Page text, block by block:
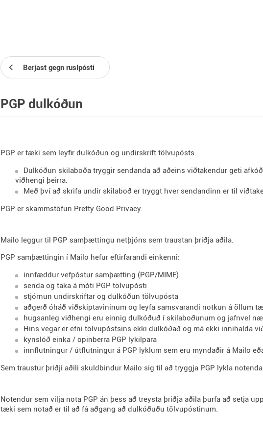
Berjast gegn ruslpósti
PGP dulkóðun
PGP er tæki sem leyfir dulkóðun og undirskrift tölvupósts.
Dulkóðun skilaboða tryggir sendanda að aðeins viðtakendur geti
viðhengi þeirra.
Með því að skrifa undir skilaboð er tryggt hver sendandinn er til
PGP er skammstöfun Pretty Good Privacy.
Mailo leggur til PGP samþættingu netþjóns sem traustan þriðja aðila.
PGP samþættingin í Mailo hefur eftirfarandi einkenni:
innfæddur vefpóstur samþætting (PGP/MIME)
senda og taka á móti PGP tölvupósti
stjórnun undirskriftar og dulkóðun tölvupósta
aðgerð óháð viðskiptavininum og leyfa samsvarandi notkun á öllum
hugsanleg viðhengi eru einnig dulkóðuð í skilaboðunum og jafnvel
Hins vegar er efni tölvupóstsins ekki dulkóðað og má ekki innihalda
kynslóð einka / opinberra PGP lykilpara
innflutningur / útflutningur á PGP lyklum sem eru myndaðir á Mailo
Sem traustur þriðji aðili skuldbindur Mailo sig til að tryggja PGP lykla
Notendur sem vilja nota PGP án þess að treysta þriðja aðila þurfa að setja
tæki sem notað er til að fá aðgang að dulkóðuðu tölvupóstinum.